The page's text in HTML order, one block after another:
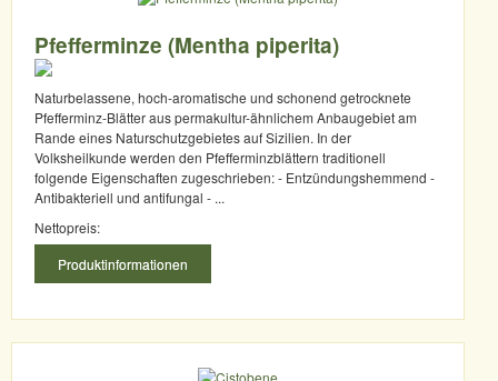
Pfefferminze (Mentha piperita)
Naturbelassene, hoch-aromatische und schonend getrocknete
Pfefferminz-Blätter aus permakultur-ähnlichem Anbaugebiet am
Rande eines Naturschutzgebietes auf Sizilien. In der
Volksheilkunde werden den Pfefferminzblättern traditionell
folgende Eigenschaften zugeschrieben: - Entzündungshemmend -
Antibakteriell und antifungal - ...
Nettopreis:
Produktinformationen